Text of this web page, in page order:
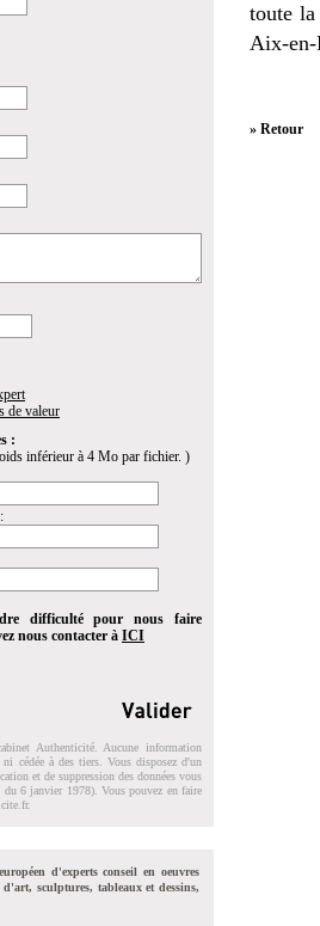
de valeur
:
inférieur à 4 Mo par fichier. )
difficulté pour nous faire
nous contacter à ICI
Authenticité. Aucune information
cédée à des tiers. Vous disposez d'un
et de suppression des données vous
6 janvier 1978). Vous pouvez en faire
.
d'experts conseil en oeuvres
sculptures, tableaux et dessins,
toute
Aix-en-
» Retour